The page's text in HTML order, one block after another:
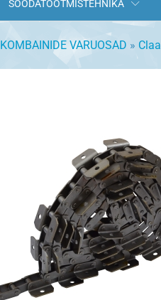
SÖÖDATOOTMISTEHNIKA
KOMBAINIDE VARUOSAD »